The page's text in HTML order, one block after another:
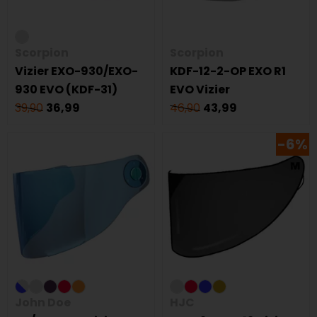
Vizier EXO-930/EXO-
930 EVO (KDF-31)
39,90 36,99
KDF-12-2-OP EXO R1
EVO Vizier
46,90 43,99
-6%